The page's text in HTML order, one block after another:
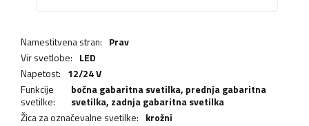
Namestitvena stran: Prav
Vir svetlobe: LED
Napetost: 12/24 V
Funkcije
svetilke:
bočna gabaritna svetilka, prednja gabaritna
svetilka, zadnja gabaritna svetilka
Žica za označevalne svetilke: krožni